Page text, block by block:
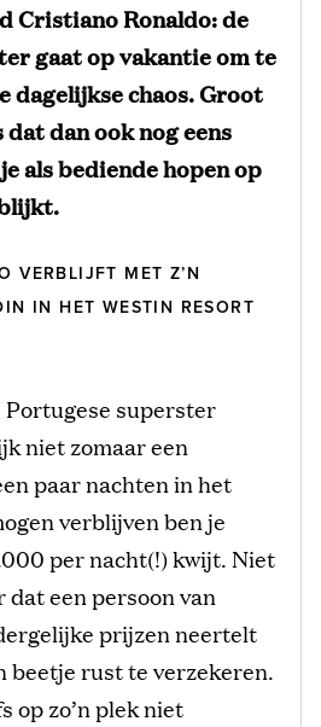
Cristiano Ronaldo: de
gaat op vakantie om te
dagelijkse chaos. Groot
dat dan ook nog eens
als bediende hopen op
VERBLIJFT MET Z’N
IN HET WESTIN RESORT
superster
niet zomaar een
paar nachten in het
verblijven ben je
per nacht(!) kwijt. Niet
dat een persoon van
prijzen neertelt
beetje rust te verzekeren.
op zo’n plek niet